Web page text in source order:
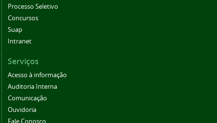
Processo Seletivo
Concursos
Suap
Intranet
Serviços
Acesso à informação
Auditoria Interna
Comunicação
Ouvidoria